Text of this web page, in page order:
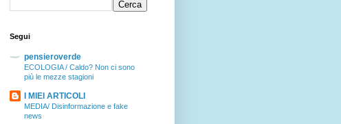
Segui
pensieroverde
ECOLOGIA / Caldo? Non ci sono
più le mezze stagioni
I MIEI ARTICOLI
MEDIA/ Disinformazione e fake
news